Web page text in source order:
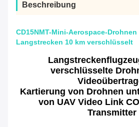
Beschreibung
CD15NMT-Mini-Aerospace-Drohnen
Langstrecken 10 km verschlüsselt
verschlüsselte
Kartierung von Drohnen
von UAV Video Link
Transmitter